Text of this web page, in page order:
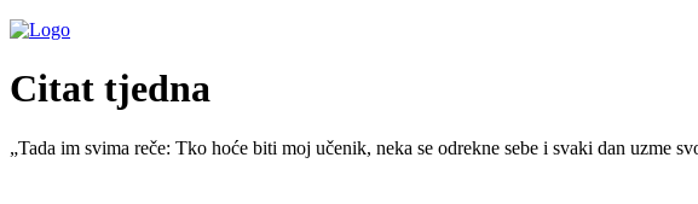
Citat tjedna
„Tada im svima reče: Tko hoće biti moj učenik, neka se odrekne sebe i svaki dan uzme